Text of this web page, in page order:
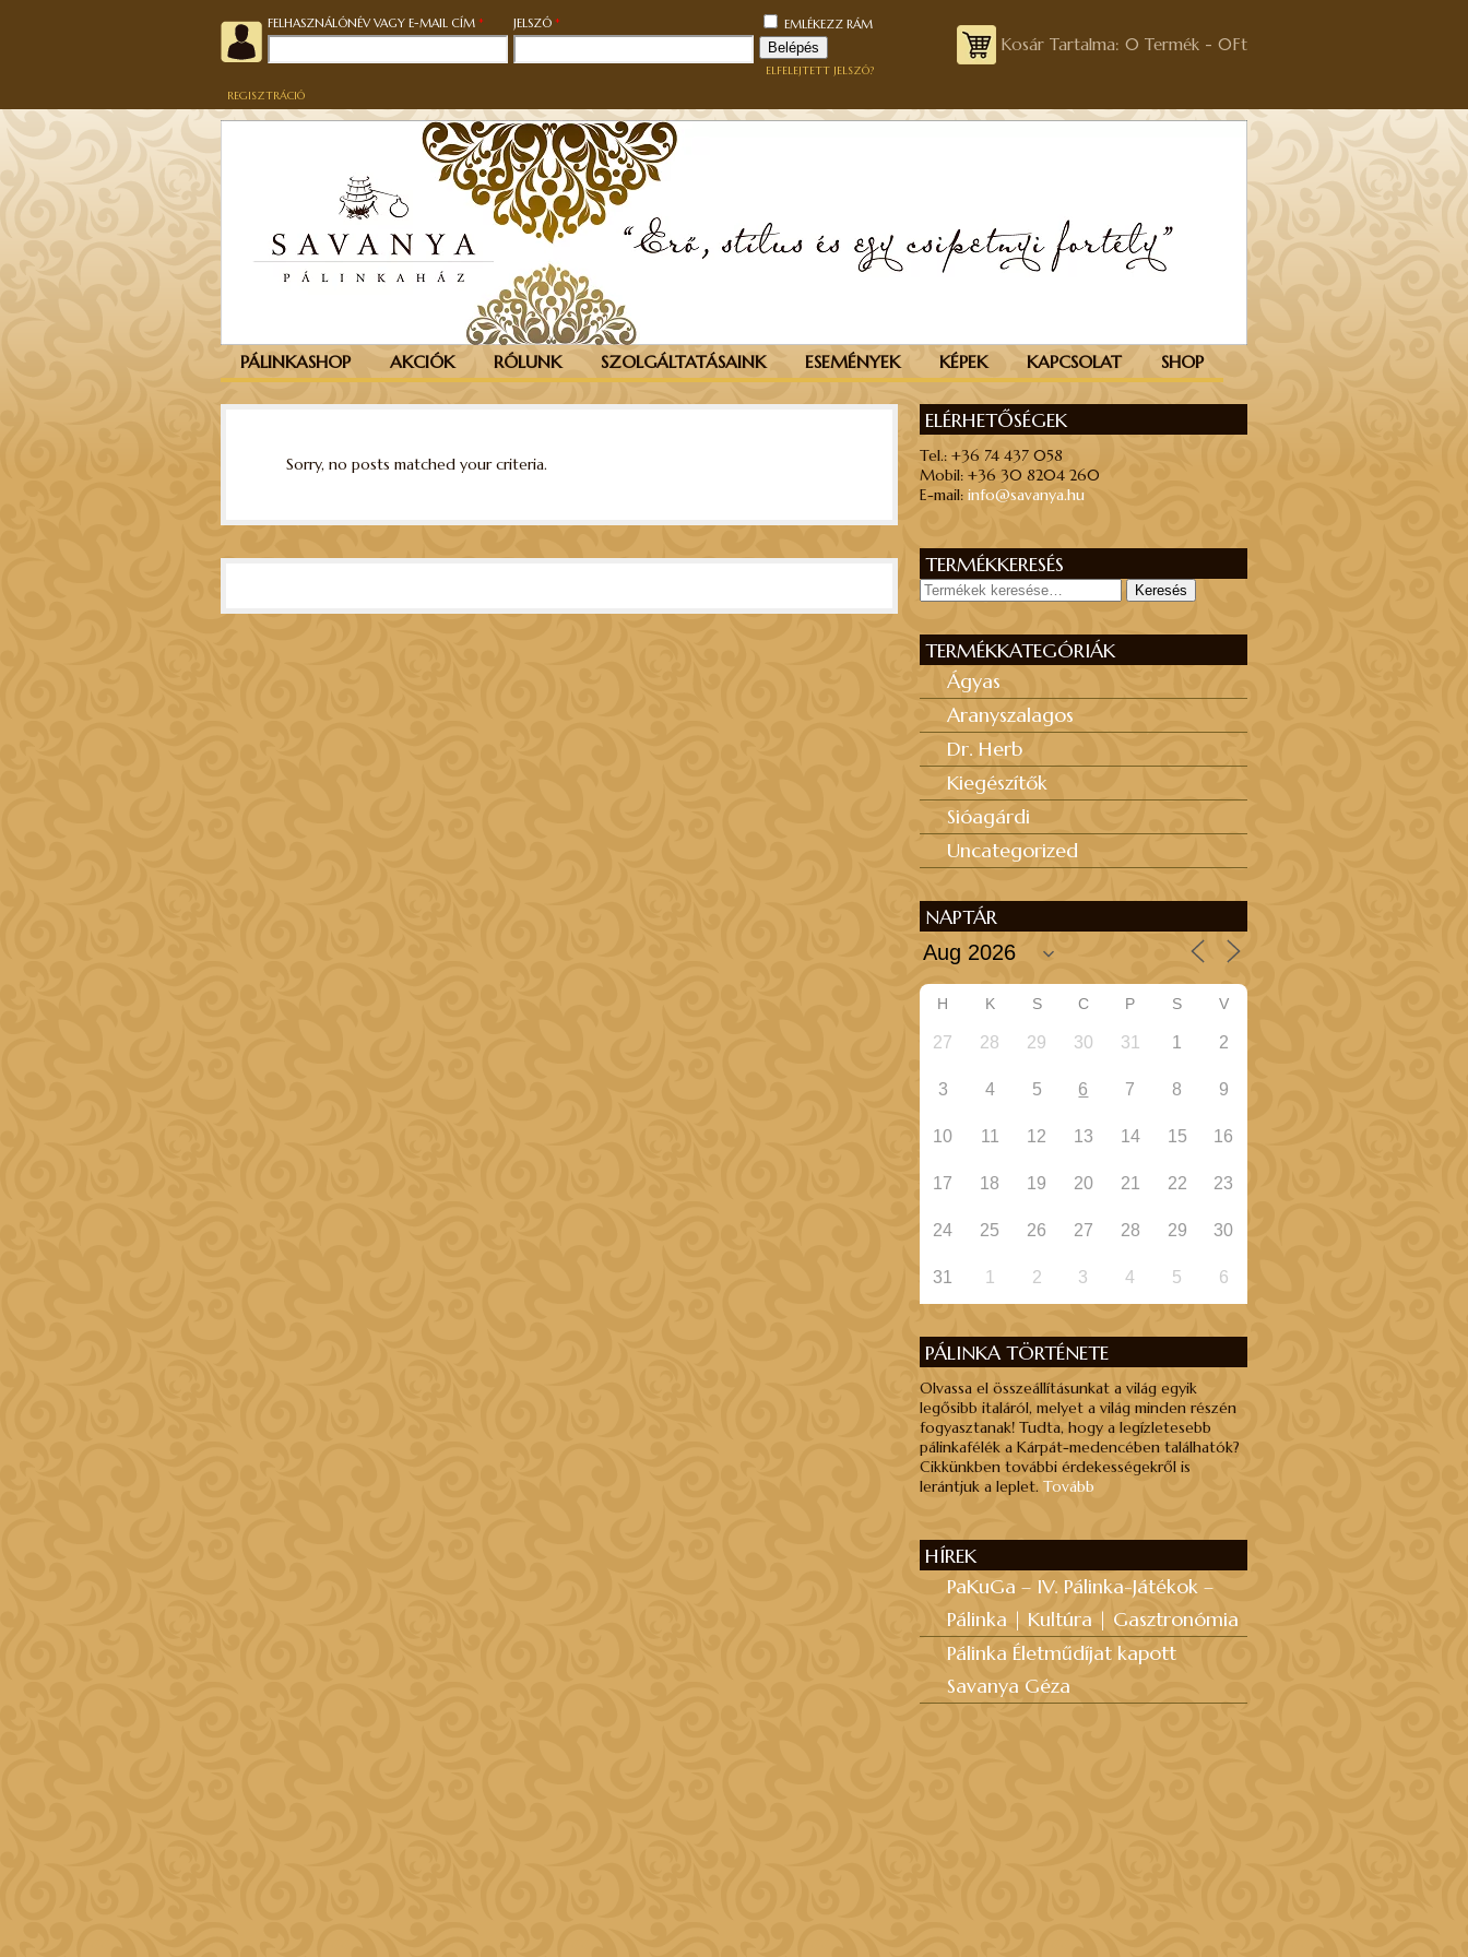
FELHASZNÁLÓNÉV VAGY E-MAIL CÍM * KÖTELEZŐ
JELSZÓ * EMLÉKEZZ RÁM
Belépés
ELFELEJTETT JELSZÓ?
REGISZTRÁCIÓ
Kosár Tartalma: 0 Termék - 0Ft
PÁLINKASHOP AKCIÓK RÓLUNK SZOLGÁLTATÁSAINK ESEMÉNYEK KÉPEK KAPCSOLAT SHOP
Sorry, no posts matched your criteria.
ELÉRHETŐSÉGEK
Tel.: +36 74 437 058
Mobil: +36 30 8204 260
E-mail: info@savanya.hu
TERMÉKKERESÉS
Keresés
TERMÉKKATEGÓRIÁK
Ágyas
Aranyszalagos
Dr. Herb
Kiegészítők
Sióagárdi
Uncategorized
NAPTÁR
H K S C P S V
27 28 29 30 31 1 2
3 4 5 6 7 8 9
10 11 12 13 14 15 16
17 18 19 20 21 22 23
24 25 26 27 28 29 30
31 1 2 3 4 5 6
PÁLINKA TÖRTÉNETE
Olvassa el összeállításunkat a világ egyik
legősibb italáról, melyet a világ minden részén
fogyasztanak! Tudta, hogy a legízletesebb
pálinkafélék a Kárpát-medencében találhatók?
Cikkünkben további érdekességekről is
lerántjuk a leplet. Tovább
HÍREK
PaKuGa – IV. Pálinka-Játékok –
Pálinka | Kultúra | Gasztronómia
Pálinka Életműdíjat kapott
Savanya Géza